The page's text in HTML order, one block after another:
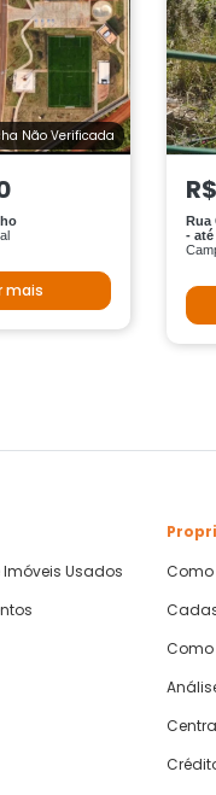
Não Verificada
mais
Rua
- até
Usados
Como